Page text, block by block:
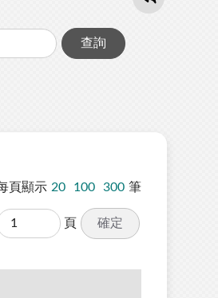
查詢
頁顯示 20 100 300 筆
頁 確定